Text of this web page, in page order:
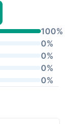
100%
0%
0%
0%
0%